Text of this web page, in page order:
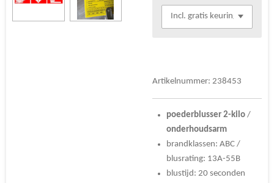
Artikelnummer: 238453
poederblusser 2-kilo/
onderhoudsarm
brandklassen: ABC /
blusrating: 13A-55B
blustijd: 20 seconden